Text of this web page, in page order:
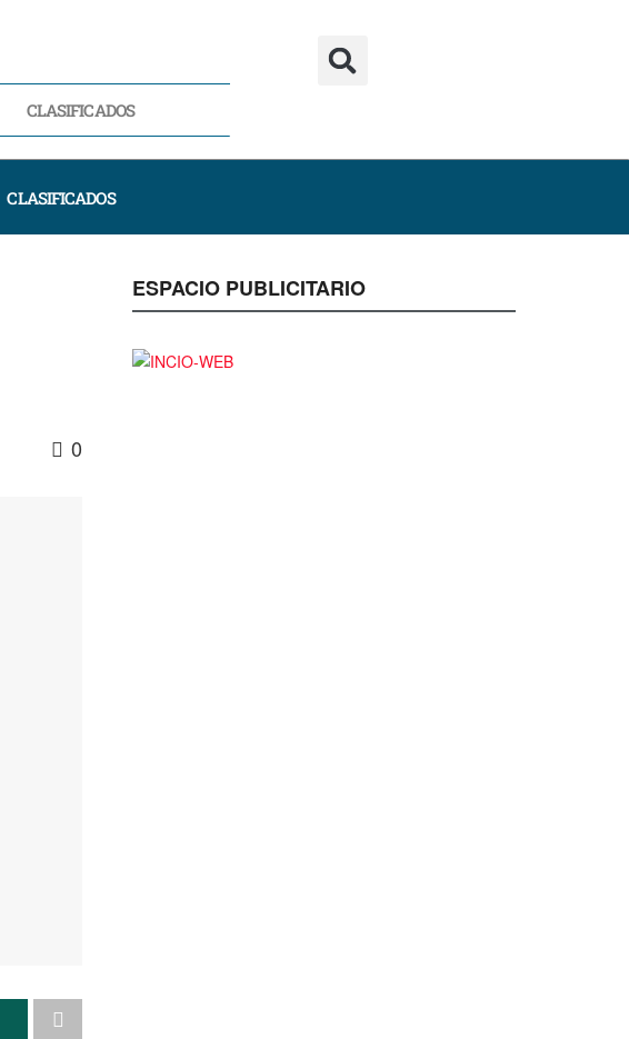
CLASIFICADOS
CLASIFICADOS
0
ESPACIO PUBLICITARIO